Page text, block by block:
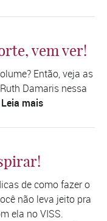
vem ver!
Então, veja as
Damaris nessa
Leia mais
de como fazer o
não leva jeito pra
ela no VISS.